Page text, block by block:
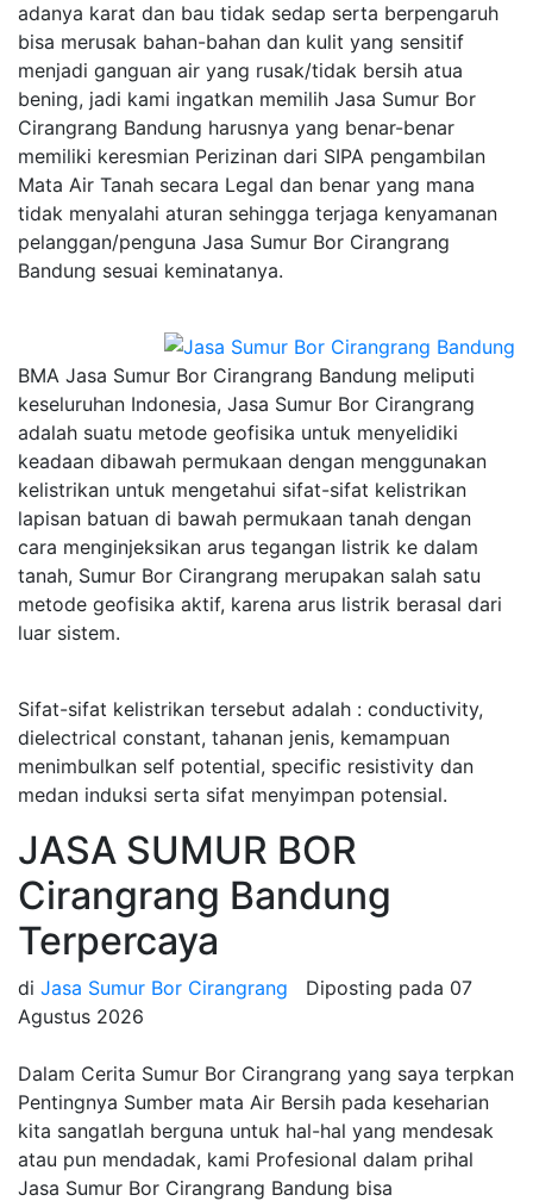
adanya karat dan bau tidak sedap serta berpengaruh
bisa merusak bahan-bahan dan kulit yang sensitif
menjadi ganguan air yang rusak/tidak bersih atua
bening, jadi kami ingatkan memilih Jasa Sumur Bor
Cirangrang Bandung harusnya yang benar-benar
memiliki keresmian Perizinan dari SIPA pengambilan
Mata Air Tanah secara Legal dan benar yang mana
tidak menyalahi aturan sehingga terjaga kenyamanan
pelanggan/penguna Jasa Sumur Bor Cirangrang
Bandung sesuai keminatanya.
BMA Jasa Sumur Bor Cirangrang Bandung meliputi
keseluruhan Indonesia, Jasa Sumur Bor Cirangrang
adalah suatu metode geofisika untuk menyelidiki
keadaan dibawah permukaan dengan menggunakan
kelistrikan untuk mengetahui sifat-sifat kelistrikan
lapisan batuan di bawah permukaan tanah dengan
cara menginjeksikan arus tegangan listrik ke dalam
tanah, Sumur Bor Cirangrang merupakan salah satu
metode geofisika aktif, karena arus listrik berasal dari
luar sistem.
Sifat-sifat kelistrikan tersebut adalah : conductivity,
dielectrical constant, tahanan jenis, kemampuan
menimbulkan self potential, specific resistivity dan
medan induksi serta sifat menyimpan potensial.
JASA SUMUR BOR
Cirangrang Bandung
Terpercaya
di Jasa Sumur Bor Cirangrang Diposting pada 07
Agustus 2026
Dalam Cerita Sumur Bor Cirangrang yang saya terpkan
Pentingnya Sumber mata Air Bersih pada keseharian
kita sangatlah berguna untuk hal-hal yang mendesak
atau pun mendadak, kami Profesional dalam prihal
Jasa Sumur Bor Cirangrang Bandung bisa